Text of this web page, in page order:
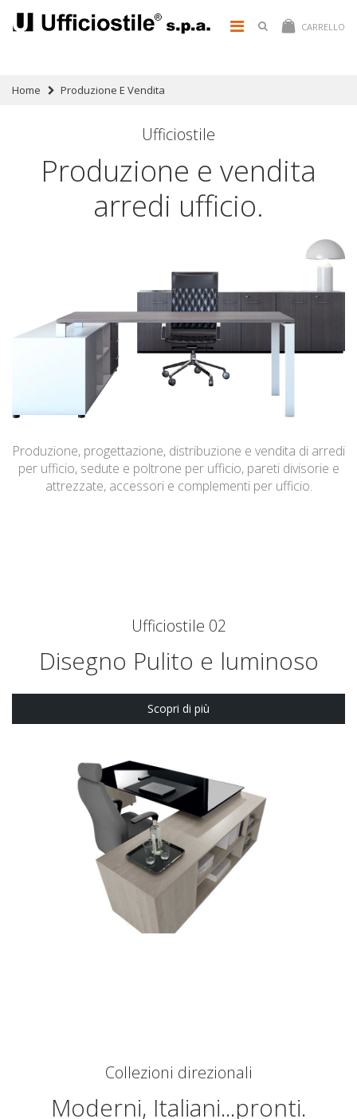
CARRELLO
Home Produzione E Vendita
Ufficiostile
Produzione e vendita
arredi ufficio.
Produzione, progettazione, distribuzione e vendita di arredi
per ufficio, sedute e poltrone per ufficio, pareti divisorie e
attrezzate, accessori e complementi per ufficio.
Ufficiostile 02
Disegno Pulito e luminoso
Scopri di più
Collezioni direzionali
Moderni, Italiani...pronti.